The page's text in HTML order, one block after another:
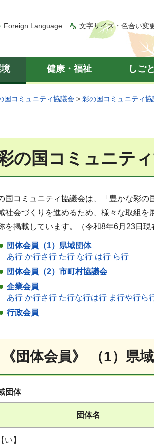
Foreign Language 文字サイズ・色合い変
境 健康・福祉 しご
国コミュニティ協議会 > 彩の国コミュニティ協
の国コミュニテ
国コミュニティ協議会は、「豊かな彩
社会づくりを進めるため、様々な取組
を掲載しています。（令和8年6月23日現
団体会員（1）県域団体
あ行 か行さ行 た行 な行 は行 ら行
団体会員（2）市町村協議会
企業会員
あ行 か行さ行 た行な行は行 ま行や行ら
行政会員
《団体会員》 （1）県
団体
団体名
【い】